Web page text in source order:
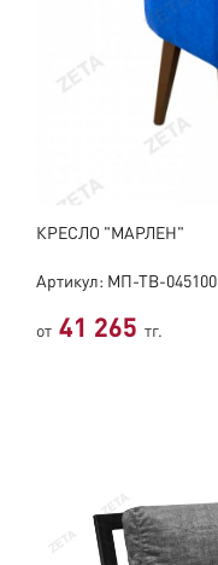
КРЕСЛО "МАРЛЕН"
Артикул: МП-ТВ-045100
от 41 265 тг.